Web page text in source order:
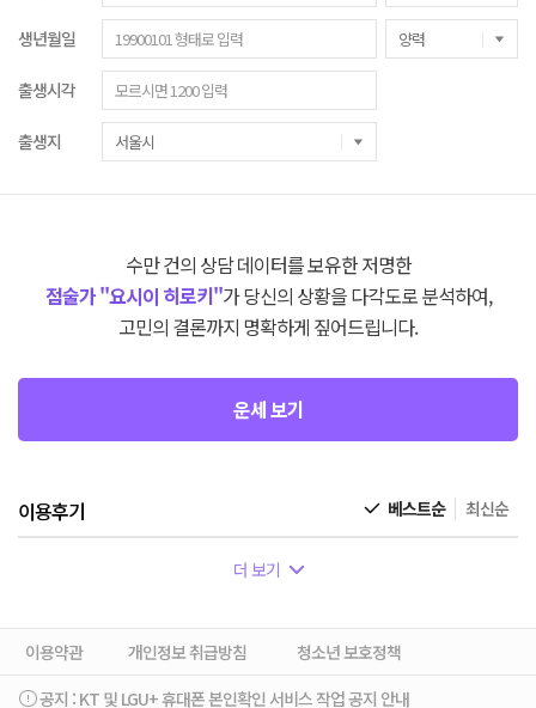
생년월일
출생시각
출생지
수만 건의 상담 데이터를 보유한 저명한
점술가 "요시이 히로키"가 당신의 상황을 다각도로 분석하여,
고민의 결론까지 명확하게 짚어드립니다.
운세 보기
이용후기 베스트순 최신순
더 보기
이용약관 개인정보 취급방침
청소년 보호정책
공지 : KT 및 LGU+ 휴대폰 본인확인 서비스 작업 공지 안내